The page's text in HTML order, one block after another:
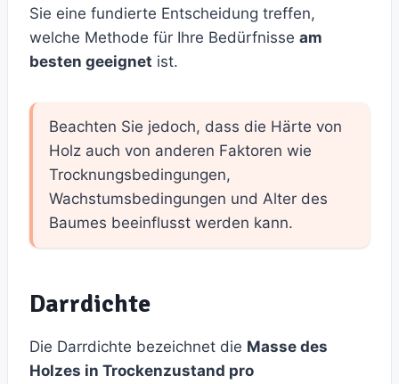
Sie eine fundierte Entscheidung treffen,
welche Methode für Ihre Bedürfnisse am
besten geeignet ist.
Beachten Sie jedoch, dass die Härte von
Holz auch von anderen Faktoren wie
Trocknungsbedingungen,
Wachstumsbedingungen und Alter des
Baumes beeinflusst werden kann.
Darrdichte
Die Darrdichte bezeichnet die Masse des
Holzes in Trockenzustand pro